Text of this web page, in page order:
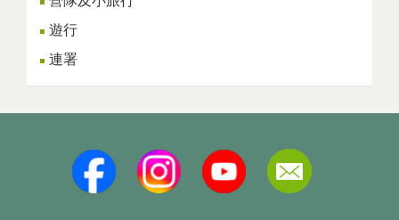
遊行
連署